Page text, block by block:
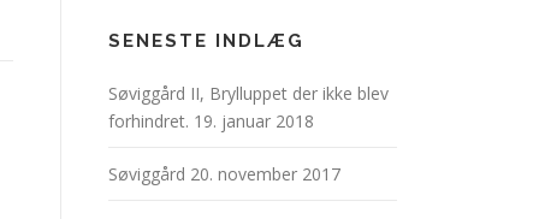
SENESTE INDLÆG
Søviggård II, Brylluppet der ikke blev
forhindret. 19. januar 2018
Søviggård 20. november 2017